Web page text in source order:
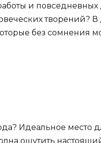
и
творений?
без сомнения
Идеальное место
ощутить